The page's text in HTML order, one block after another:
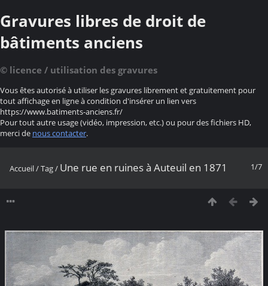
Gravures libres de droit de
bâtiments anciens
© licence / utilisation des gravures
Vous êtes autorisé à utiliser les gravures librement et gratuitement pour
tout affichage en ligne à condition d'insérer un lien vers
https://www.batiments-anciens.fr/
Pour tout autre usage (vidéo, impression, etc.) ou pour des fichiers HD,
merci de nous contacter.
1/7
Accueil/Tag/ Une rue en ruines à Auteuil en 1871